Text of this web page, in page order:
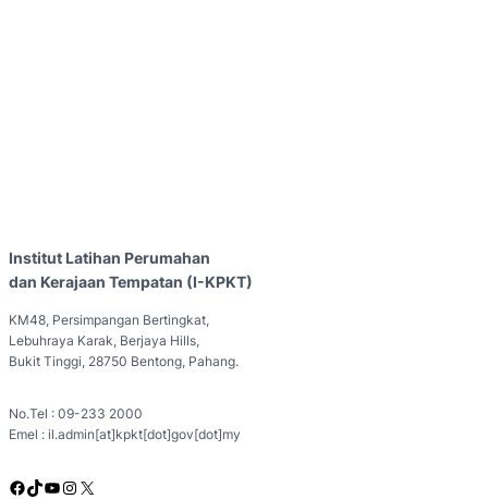
Institut Latihan Perumahan
dan Kerajaan Tempatan (I-KPKT)
KM48, Persimpangan Bertingkat,
Lebuhraya Karak, Berjaya Hills,
Bukit Tinggi, 28750 Bentong, Pahang.
No.Tel : 09-233 2000
Emel : il.admin[at]kpkt[dot]gov[dot]my
Facebook TikTok YouTube Instagram X